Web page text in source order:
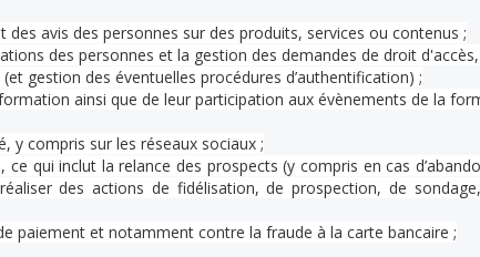
avis des personnes sur des produits, services ou contenus ;
des personnes et la gestion des demandes de droit
gestion des éventuelles procédures d’authentification) ;
ainsi que de leur participation aux évènements de la
y compris sur les réseaux sociaux ;
qui inclut la relance des prospects (y compris en cas
des actions de fidélisation, de prospection, de
paiement et notamment contre la fraude à la carte bancaire ;